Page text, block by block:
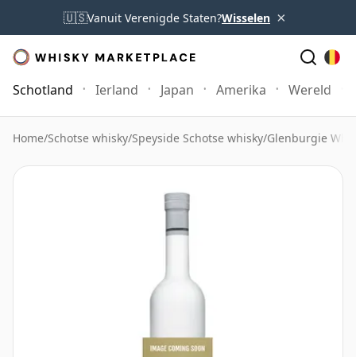
🇺🇸Vanuit Verenigde Staten?Wisselen ×
Schotland Ierland Japan Amerika Wereld
Home/Schotse whisky/Speyside Schotse whisky/Glenburgie